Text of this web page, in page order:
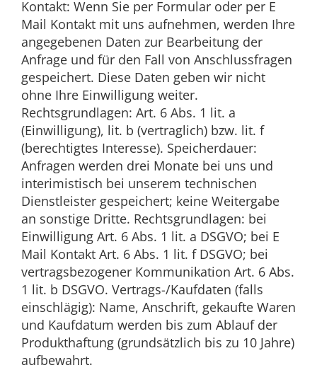
Kontakt: Wenn Sie per Formular oder per E
Mail Kontakt mit uns aufnehmen, werden Ihre
angegebenen Daten zur Bearbeitung der
Anfrage und für den Fall von Anschlussfragen
gespeichert. Diese Daten geben wir nicht
ohne Ihre Einwilligung weiter.
Rechtsgrundlagen: Art. 6 Abs. 1 lit. a
(Einwilligung), lit. b (vertraglich) bzw. lit. f
(berechtigtes Interesse). Speicherdauer:
Anfragen werden drei Monate bei uns und
interimistisch bei unserem technischen
Dienstleister gespeichert; keine Weitergabe
an sonstige Dritte. Rechtsgrundlagen: bei
Einwilligung Art. 6 Abs. 1 lit. a DSGVO; bei E
Mail Kontakt Art. 6 Abs. 1 lit. f DSGVO; bei
vertragsbezogener Kommunikation Art. 6 Abs.
1 lit. b DSGVO. Vertrags-/Kaufdaten (falls
einschlägig): Name, Anschrift, gekaufte Waren
und Kaufdatum werden bis zum Ablauf der
Produkthaftung (grundsätzlich bis zu 10 Jahre)
aufbewahrt.